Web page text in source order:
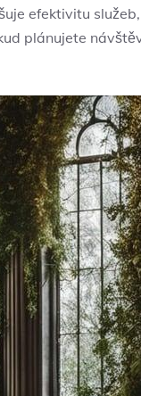
efektivitu
plánujete